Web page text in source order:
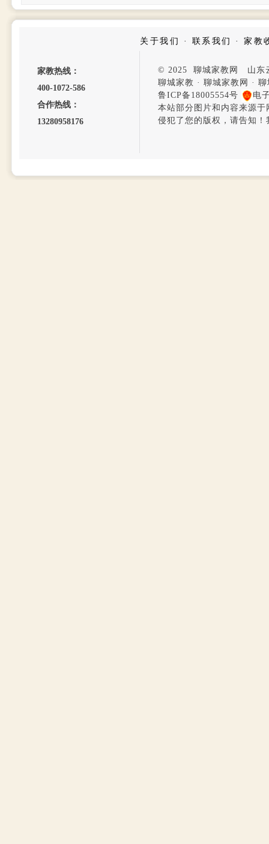
关于我们 · 联系我们 ·家教
家教热线：
400-1072-586
合作热线：
13280958176
© 2025 聊城家教网 山东
聊城家教 · 聊城家教网 · 聊
鲁ICP备18005554号
电
本站部分图片和内容来源
侵犯了您的版权，请告知！